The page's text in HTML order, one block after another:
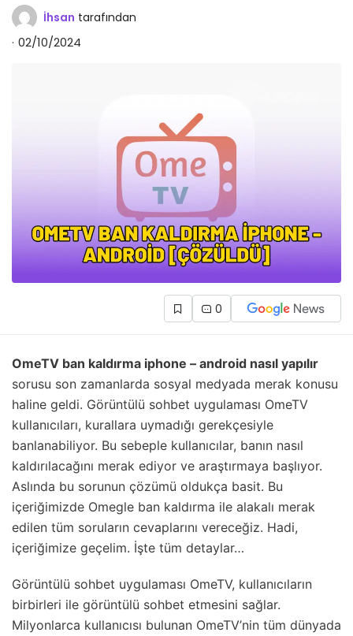
İhsan tarafından
02/10/2024
0
OmeTV ban kaldırma iphone – android nasıl yapılır
sorusu son zamanlarda sosyal medyada merak konusu
haline geldi. Görüntülü sohbet uygulaması OmeTV
kullanıcıları, kurallara uymadığı gerekçesiyle
banlanabiliyor. Bu sebeple kullanıcılar, banın nasıl
kaldırılacağını merak ediyor ve araştırmaya başlıyor.
Aslında bu sorunun çözümü oldukça basit. Bu
içeriğimizde Omegle ban kaldırma ile alakalı merak
edilen tüm soruların cevaplarını vereceğiz. Hadi,
içeriğimize geçelim. İşte tüm detaylar…
Görüntülü sohbet uygulaması OmeTV, kullanıcıların
birbirleri ile görüntülü sohbet etmesini sağlar.
Milyonlarca kullanıcısı bulunan OmeTV’nin tüm dünyada